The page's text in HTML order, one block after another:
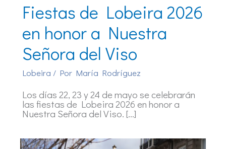
Fiestas de Lobeira 2026
en honor a Nuestra
Señora del Viso
Lobeira / Por María Rodríguez
Los días 22, 23 y 24 de mayo se celebrarán
las fiestas de Lobeira 2026 en honor a
Nuestra Señora del Viso. […]